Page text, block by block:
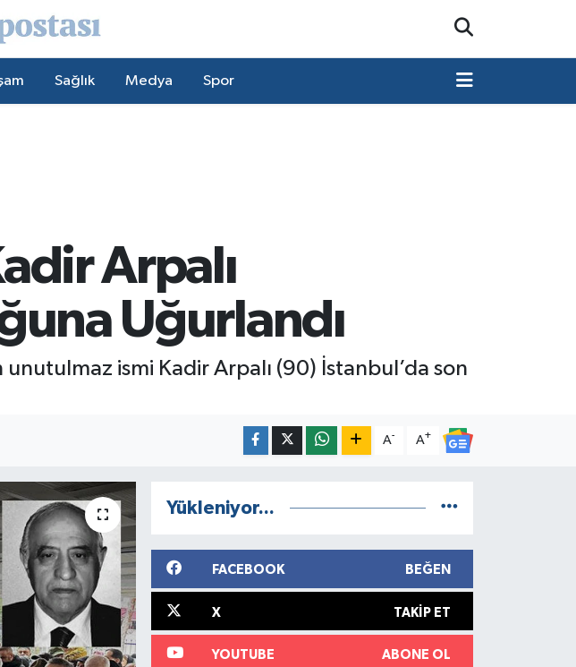
Sağlık Medya Spor
Arpalı
Uğurlandı
unutulmaz ismi Kadir Arpalı (90) İstanbul’da son
A- A+
Yükleniyor...
FACEBOOK BEĞEN
X TAKIP ET
YOUTUBE ABONE OL